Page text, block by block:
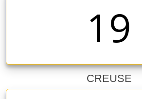
19
CREUSE